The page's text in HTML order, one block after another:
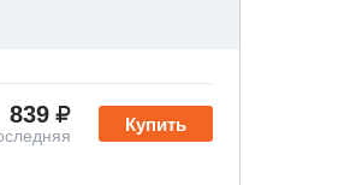
Купить
839